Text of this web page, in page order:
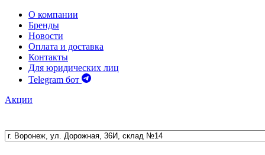
О компании
Бренды
Новости
Оплата и доставка
Контакты
Для юридических лиц
Telegram бот
Акции